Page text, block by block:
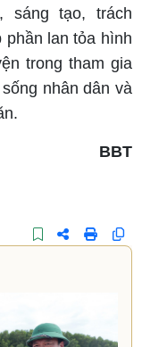
sáng tạo, trách
phần lan tỏa hình
trong tham gia
nhân dân và
BBT